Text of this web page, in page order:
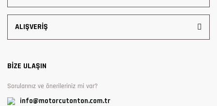
ALIŞVERİŞ
BİZE ULAŞIN
Sorularınız ve önerileriniz mi var?
info@motorcutonton.com.tr